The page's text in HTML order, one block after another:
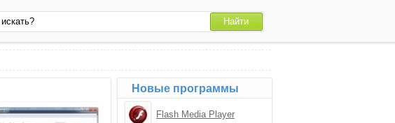
Новые программы
Flash Media Player